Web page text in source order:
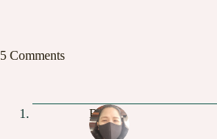
5 Comments
Risna